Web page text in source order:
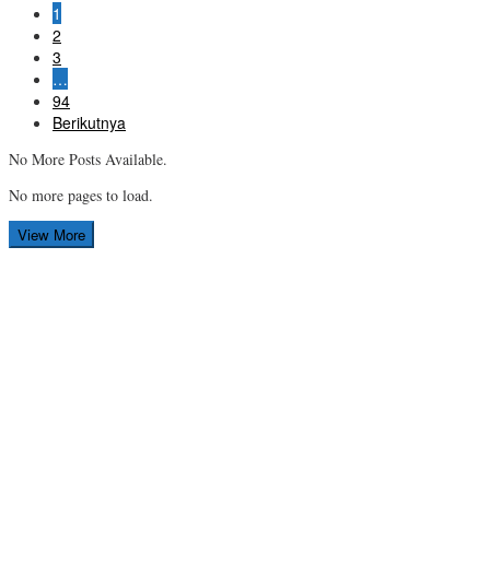
1
2
3
…
94
Berikutnya
No More Posts Available.
No more pages to load.
View More